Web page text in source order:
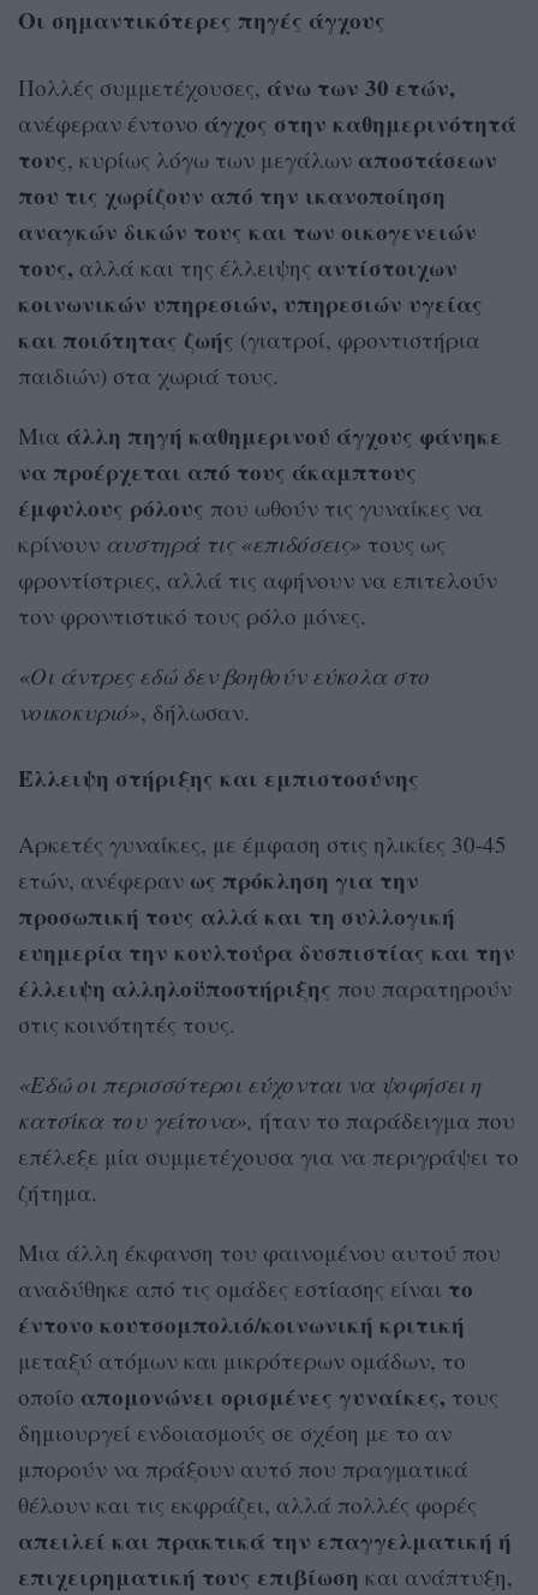
Οι σημαντικότερες πηγές άγχους
Πολλές συμμετέχουσες, άνω των 30 ετών,
ανέφεραν έντονο άγχος στην καθημερινότητά
τους, κυρίως λόγω των μεγάλων αποστάσεων
που τις χωρίζουν από την ικανοποίηση
αναγκών δικών τους και των οικογενειών
τους, αλλά και της έλλειψης αντίστοιχων
κοινωνικών υπηρεσιών, υπηρεσιών υγείας
και ποιότητας ζωής (γιατροί, φροντιστήρια
παιδιών) στα χωριά τους.
Μια άλλη πηγή καθημερινού άγχους φάνηκε
να προέρχεται από τους άκαμπτους
έμφυλους ρόλους που ωθούν τις γυναίκες να
κρίνουν αυστηρά τις «επιδόσεις» τους ως
φροντίστριες, αλλά τις αφήνουν να επιτελούν
τον φροντιστικό τους ρόλο μόνες.
«Οι άντρες εδώ δεν βοηθούν εύκολα στο
νοικοκυριό», δήλωσαν.
Έλλειψη στήριξης και εμπιστοσύνης
Αρκετές γυναίκες, με έμφαση στις ηλικίες 30-45
ετών, ανέφεραν ως πρόκληση για την
προσωπική τους αλλά και τη συλλογική
ευημερία την κουλτούρα δυσπιστίας και την
έλλειψη αλληλοϋποστήριξης που παρατηρούν
στις κοινότητές τους.
«Εδώ οι περισσότεροι εύχονται να ψοφήσει η
κατσίκα του γείτονα», ήταν το παράδειγμα που
επέλεξε μία συμμετέχουσα για να περιγράψει το
ζήτημα.
Μια άλλη έκφανση του φαινομένου αυτού που
αναδύθηκε από τις ομάδες εστίασης είναι το
έντονο κουτσομπολιό/κοινωνική κριτική
μεταξύ ατόμων και μικρότερων ομάδων, το
οποίο απομονώνει ορισμένες γυναίκες, τους
δημιουργεί ενδοιασμούς σε σχέση με το αν
μπορούν να πράξουν αυτό που πραγματικά
θέλουν και τις εκφράζει, αλλά πολλές φορές
απειλεί και πρακτικά την επαγγελματική ή
επιχειρηματική τους επιβίωση και ανάπτυξη,